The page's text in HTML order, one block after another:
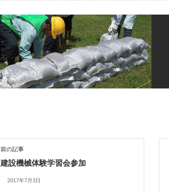
前の記事
建設機械体験学習会参加
2017年7月3日